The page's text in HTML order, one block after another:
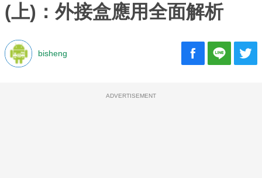
(上)：外接盒應用全面解析
bisheng
ADVERTISEMENT